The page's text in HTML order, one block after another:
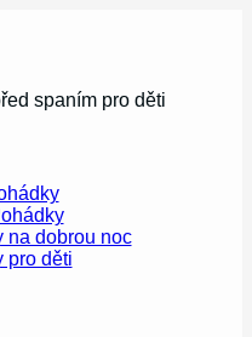
spaním pro děti
na dobrou noc
pro děti